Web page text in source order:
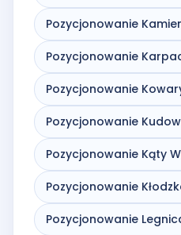
Pozycjonowanie
Pozycjonowanie
Pozycjonowanie
Pozycjonowanie
Pozycjonowanie Kąty
Pozycjonowanie
Pozycjonowanie